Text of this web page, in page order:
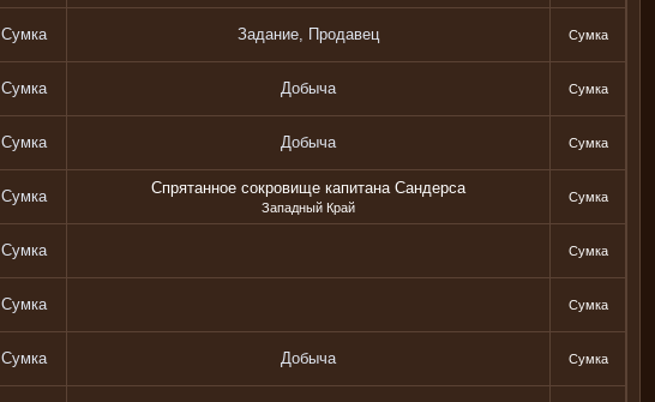
Сумка Задание, Продавец Сумка
Сумка Добыча Сумка
Сумка Добыча Сумка
Сумка Спрятанное сокровище капитана Сандерса
Западный Край
Сумка
Сумка Сумка
Сумка Сумка
Сумка Добыча Сумка